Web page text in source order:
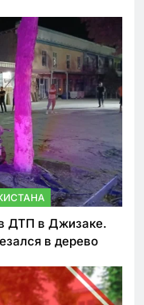
ДТП в Джизаке.
в дерево